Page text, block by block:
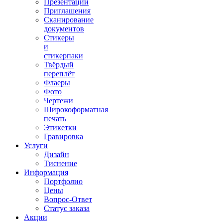
Презентации
Приглашения
Сканирование
документов
Стикеры
и
стикерпаки
Твёрдый
переплёт
Флаеры
Фото
Чертежи
Широкоформатная
печать
Этикетки
Гравировка
Услуги
Дизайн
Тиснение
Информация
Портфолио
Цены
Вопрос-Ответ
Статус заказа
Акции